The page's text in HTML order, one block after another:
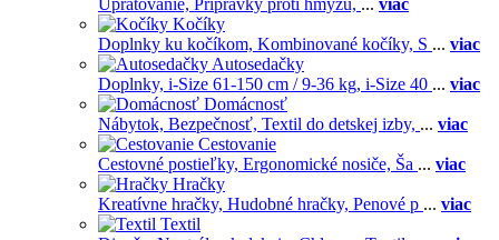
Upratovanie, Prípravky proti hmyzu, ... viac
Kočíky
Doplnky ku kočíkom, Kombinované kočíky, S ... viac
Autosedačky
Doplnky, i-Size 61-150 cm / 9-36 kg, i-Size 40 ... viac
Domácnosť
Nábytok, Bezpečnosť, Textil do detskej izby, ... viac
Cestovanie
Cestovné postieľky, Ergonomické nosiče, Ša ... viac
Hračky
Kreatívne hračky, Hudobné hračky, Penové p ... viac
Textil